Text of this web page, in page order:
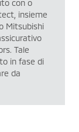
con o
insieme
Mitsubishi
Tale
in fase di
da